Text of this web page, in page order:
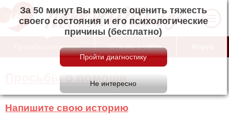
За 50 минут Вы можете оценить тяжесть
своего состояния и его психологические
причины (бесплатно)
Просьбы о помощи Отзывы о сайте
Просьбы о помощи
Напишите свою историю